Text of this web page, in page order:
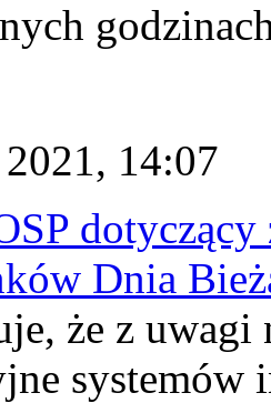
14:07
dotyczący
Dnia
że z uwagi
systemów